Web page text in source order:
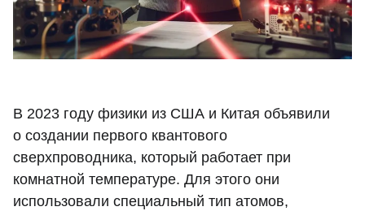
В 2023 году физики из США и Китая объявили
о создании первого квантового
сверхпроводника, который работает при
комнатной температуре. Для этого они
использовали специальный тип атомов,